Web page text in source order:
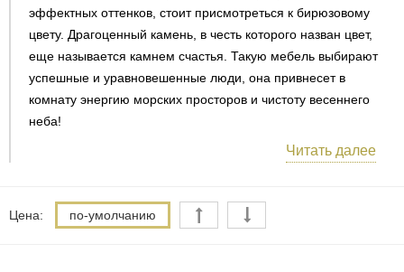
эффектных оттенков, стоит присмотреться к бирюзовому
цвету. Драгоценный камень, в честь которого назван цвет,
еще называется камнем счастья. Такую мебель выбирают
успешные и уравновешенные люди, она привнесет в
комнату энергию морских просторов и чистоту весеннего
неба!
Читать далее
Цена: по-умолчанию